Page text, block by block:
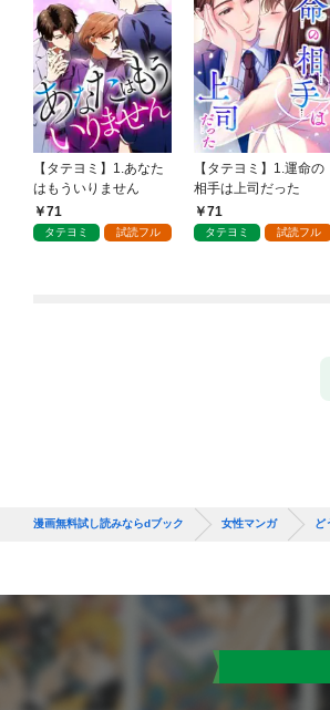
【タテヨミ】1.あなた
はもういりません
71
タテヨミ 試読フル
【タテヨミ】1.運命の
相手は上司だった
71
タテヨミ 試読フル
漫画無料試し読みならdブック 女性マンガ ど